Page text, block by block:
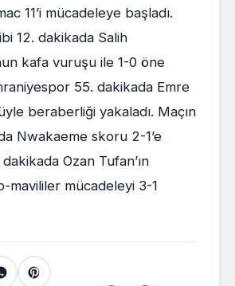
11’i mücadeleye başladı.
12. dakikada Salih
kafa vuruşu ile 1-0 öne
55. dakikada Emre
beraberliği yakaladı. Maçın
Nwakaeme skoru 2-1’e
Ozan Tufan’ın
mavililer mücadeleyi 3-1